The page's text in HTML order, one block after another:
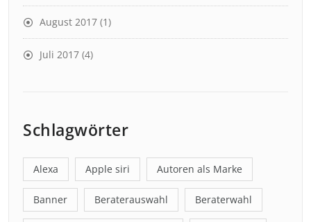
August 2017 (1)
Juli 2017 (4)
Schlagwörter
Alexa Apple siri Autoren als Marke
Banner Beraterauswahl Beraterwahl